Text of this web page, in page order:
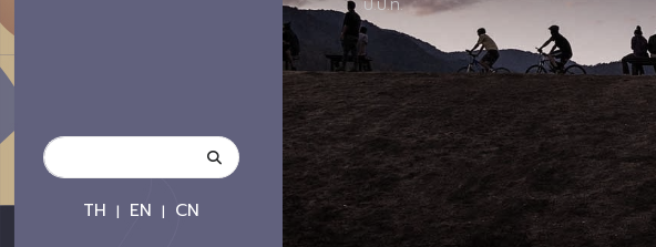
TH | EN | CN
ป.ป.ท.